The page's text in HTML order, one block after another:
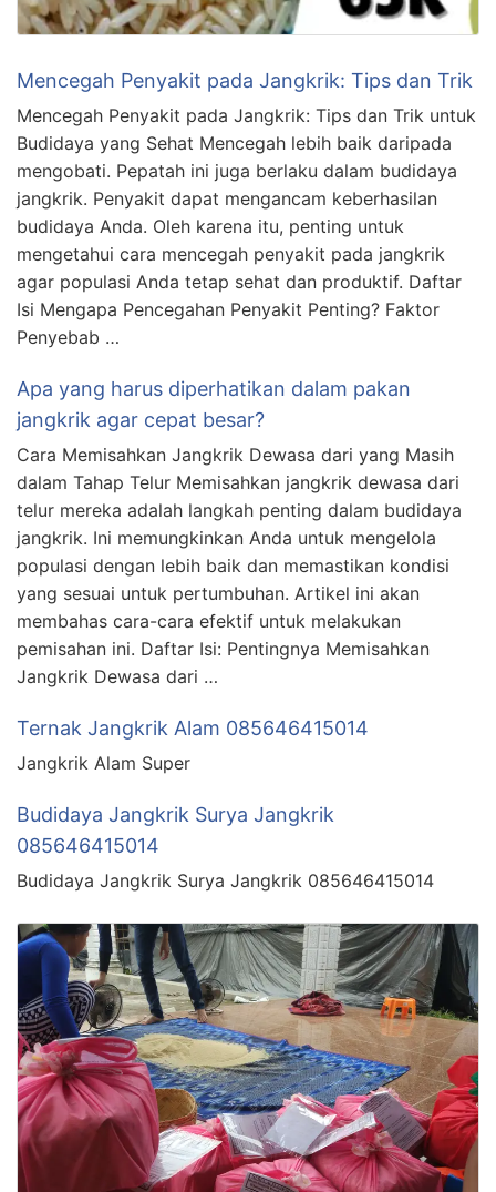
Mencegah Penyakit pada Jangkrik: Tips dan Trik
Mencegah Penyakit pada Jangkrik: Tips dan Trik untuk
Budidaya yang Sehat Mencegah lebih baik daripada
mengobati. Pepatah ini juga berlaku dalam budidaya
jangkrik. Penyakit dapat mengancam keberhasilan
budidaya Anda. Oleh karena itu, penting untuk
mengetahui cara mencegah penyakit pada jangkrik
agar populasi Anda tetap sehat dan produktif. Daftar
Isi Mengapa Pencegahan Penyakit Penting? Faktor
Penyebab …
Apa yang harus diperhatikan dalam pakan
jangkrik agar cepat besar?
Cara Memisahkan Jangkrik Dewasa dari yang Masih
dalam Tahap Telur Memisahkan jangkrik dewasa dari
telur mereka adalah langkah penting dalam budidaya
jangkrik. Ini memungkinkan Anda untuk mengelola
populasi dengan lebih baik dan memastikan kondisi
yang sesuai untuk pertumbuhan. Artikel ini akan
membahas cara-cara efektif untuk melakukan
pemisahan ini. Daftar Isi: Pentingnya Memisahkan
Jangkrik Dewasa dari …
Ternak Jangkrik Alam 085646415014
Jangkrik Alam Super
Budidaya Jangkrik Surya Jangkrik
085646415014
Budidaya Jangkrik Surya Jangkrik 085646415014